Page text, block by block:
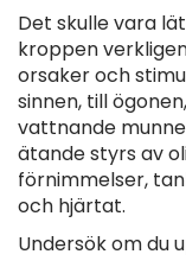
Det skulle vara
kroppen
orsaker och
sinnen, till
vattnande
ätande styrs av
förnimmelser,
och hjärtat.
Undersök om du